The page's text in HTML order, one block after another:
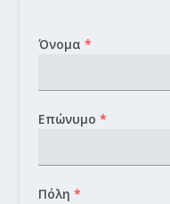
Όνομα *
Επώνυμο *
Πόλη *